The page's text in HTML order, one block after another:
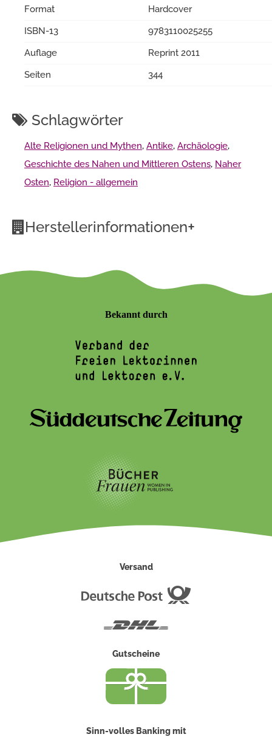
Format
Hardcover
ISBN-13
9783110025255
Auflage
Reprint 2011
Seiten
344
Schlagwörter
Alte Religionen und Mythen, Antike, Archäologie,
Geschichte des Nahen und Mittleren Ostens, Naher
Osten, Religion - allgemein
Herstellerinformationen+
Bekannt durch
Versand
Gutscheine
Sinn-volles Banking mit